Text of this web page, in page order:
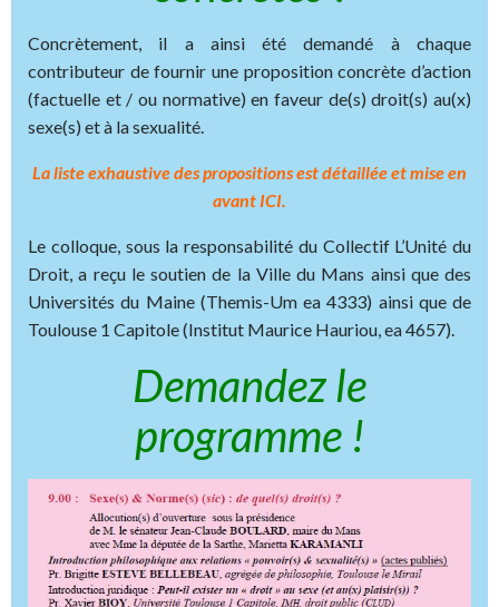
Concrètement, il a ainsi été demandé à chaque
contributeur de fournir une proposition concrète d’action
(factuelle et / ou normative) en faveur de(s) droit(s) au(x)
sexe(s) et à la sexualité.
La liste exhaustive des propositions est détaillée et mise en
avant ICI.
Le colloque, sous la responsabilité du Collectif L’Unité du
Droit, a reçu le soutien de la Ville du Mans ainsi que des
Universités du Maine (Themis-Um ea 4333) ainsi que de
Toulouse 1 Capitole (Institut Maurice Hauriou, ea 4657).
Demandez le
programme !